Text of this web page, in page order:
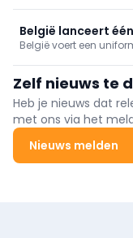
(4.100). Antwerpen,
innovaties kunnen
België lanceert
greenwashing in
België voert een
investeringen in
Zelf nieuws te
Heb je nieuws dat
met ons via het
Nieuws melden